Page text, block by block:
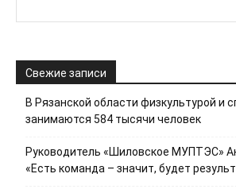
Свежие записи
В Рязанской области физкультурой и
занимаются 584 тысячи человек
Руководитель «Шиловское МУПТЭС»
«Есть команда – значит, будет